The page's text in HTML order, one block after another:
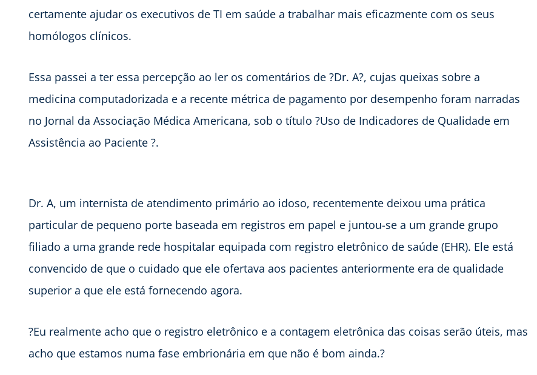
certamente ajudar os executivos de TI em saúde a trabalhar mais eficazmente com os seus
homólogos clínicos.
Essa passei a ter essa percepção ao ler os comentários de ?Dr. A?, cujas queixas sobre a
medicina computadorizada e a recente métrica de pagamento por desempenho foram narradas
no Jornal da Associação Médica Americana, sob o título ?Uso de Indicadores de Qualidade em
Assistência ao Paciente ?.
Dr. A, um internista de atendimento primário ao idoso, recentemente deixou uma prática
particular de pequeno porte baseada em registros em papel e juntou-se a um grande grupo
filiado a uma grande rede hospitalar equipada com registro eletrônico de saúde (EHR). Ele está
convencido de que o cuidado que ele ofertava aos pacientes anteriormente era de qualidade
superior a que ele está fornecendo agora.
?Eu realmente acho que o registro eletrônico e a contagem eletrônica das coisas serão úteis, mas
acho que estamos numa fase embrionária em que não é bom ainda.?